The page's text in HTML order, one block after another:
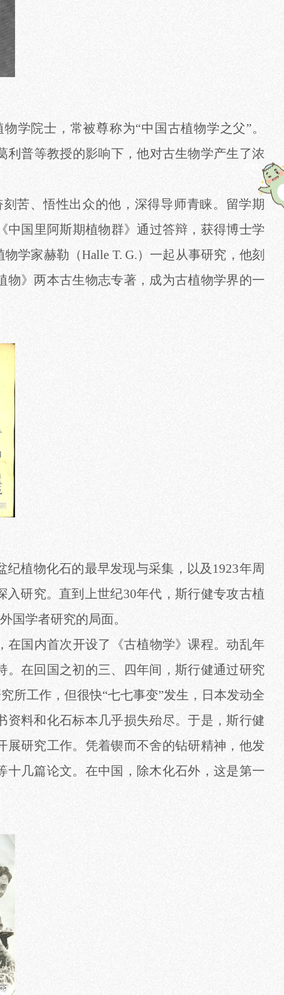
学院士，常被尊称为“中国古植物学之父”。
利普等教授的影响下，他对古生物学产生了浓
苦、悟性出众的他，深得导师青睐。留学期
中国里阿斯期植物群》通过答辩，获得博士学
学家赫勒（Halle T. G.）一起从事研究，他刻
》两本古生物志专著，成为古植物学界的一
纪植物化石的最早发现与采集，以及1923年周
研究。直到上世纪30年代，斯行健专攻古植
国学者研究的局面。
在国内首次开设了《古植物学》课程。动乱年
在回国之初的三、四年间，斯行健通过研究
所工作，但很快“七七事变”发生，日本发动全
料和化石标本几乎损失殆尽。于是，斯行健
研究工作。凭着锲而不舍的钻研精神，他发
几篇论文。在中国，除木化石外，这是第一